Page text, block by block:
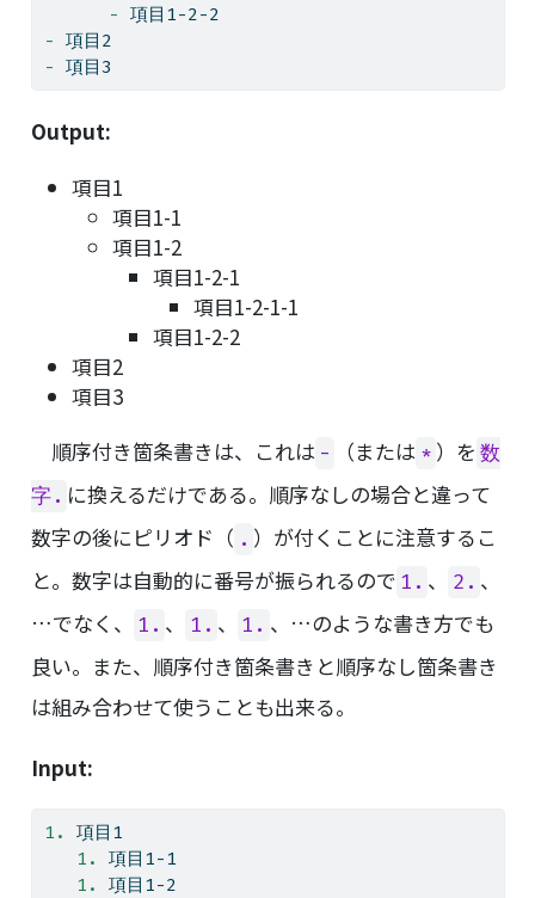
      -
項目1-2-2
- 項目2
- 項目3
Output:
項目1
項目1-1
項目1-2
項目1-2-1
項目1-2-1-1
項目1-2-2
項目2
項目3
順序付き箇条書きは、これは - （または * ）を 数
字. に換えるだけである。順序なしの場合と違って
数字の後にピリオド（ . ）が付くことに注意するこ
と。数字は自動的に番号が振られるので 1. 、 2. 、
…でなく、
1. 、 1. 、 1. 、…のような書き方でも
良い。また、順序付き箇条書きと順序なし箇条書き
は組み合わせて使うことも出来る。
Input:
1. 項目1
   1.
項目1-1
   1.
項目1-2